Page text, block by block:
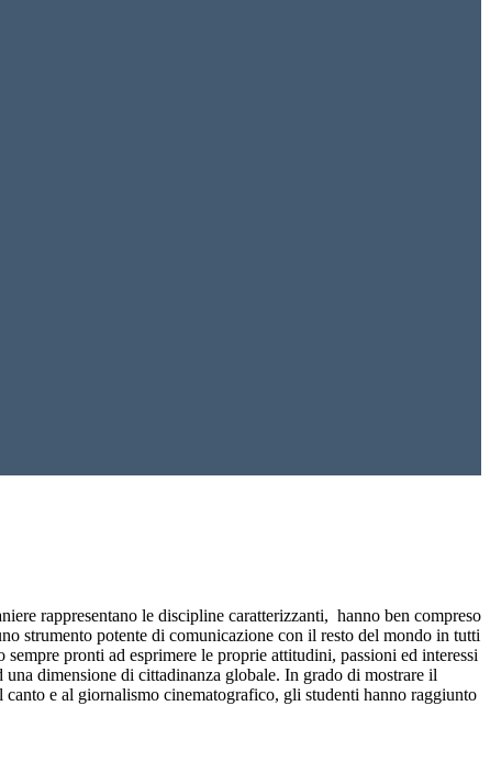
rappresentano le discipline caratterizzanti, hanno ben compreso
strumento potente di comunicazione con il resto del mondo in tutti
pronti ad esprimere le proprie attitudini, passioni ed interessi
dimensione di cittadinanza globale. In grado di mostrare il
e al giornalismo cinematografico, gli studenti hanno raggiunto